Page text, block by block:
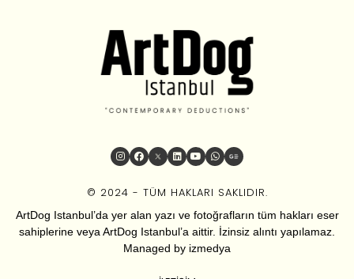
© 2024 - TÜM HAKLARI SAKLIDIR.
ArtDog Istanbul’da yer alan yazı ve fotoğrafların tüm hakları eser
sahiplerine veya ArtDog Istanbul’a aittir. İzinsiz alıntı yapılamaz.
Managed by izmedya